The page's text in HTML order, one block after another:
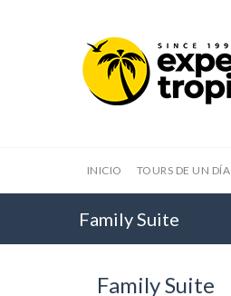
INICIO TOURS DE UN DÍA
Family Suite
Family Suite